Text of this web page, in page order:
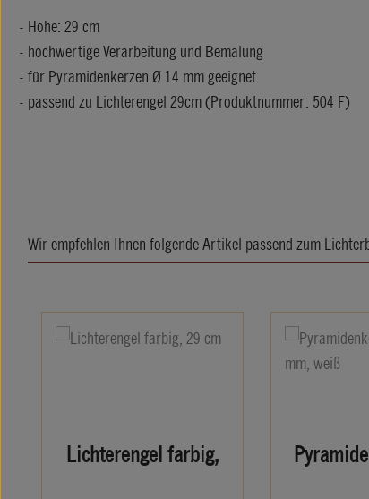
- Höhe: 29 cm
- hochwertige Verarbeitung und Bemalung
- für Pyramidenkerzen Ø 14 mm geeignet
- passend zu Lichterengel 29cm (Produktnummer: 504 F)
Wir empfehlen Ihnen folgende Artikel passend zum
Lichterengel farbig,